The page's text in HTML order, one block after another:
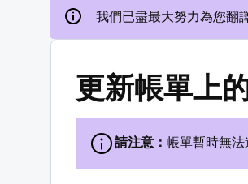
我們已盡最大努力為您翻
更新帳單上
請注意： 帳單暫時無法